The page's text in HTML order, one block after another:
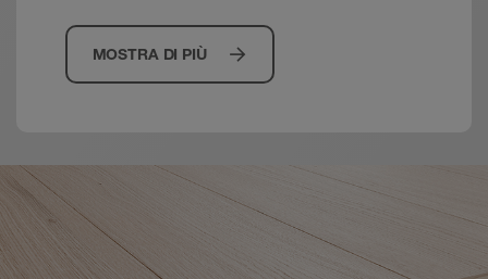
MOSTRA DI PIÙ